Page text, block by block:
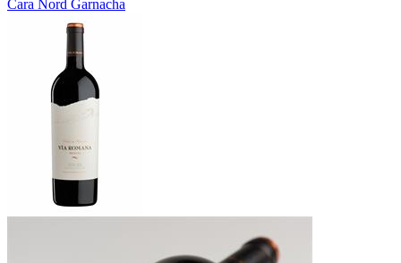
Cara Nord Garnacha